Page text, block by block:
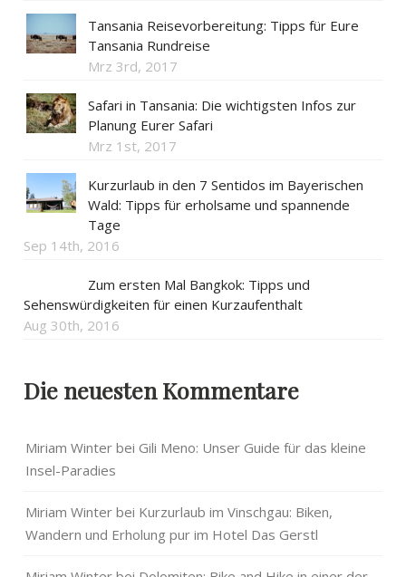
Tansania Reisevorbereitung: Tipps für Eure
Tansania Rundreise
Mrz 3rd, 2017
Safari in Tansania: Die wichtigsten Infos zur
Planung Eurer Safari
Mrz 1st, 2017
Kurzurlaub in den 7 Sentidos im Bayerischen
Wald: Tipps für erholsame und spannende
Tage
Sep 14th, 2016
Zum ersten Mal Bangkok: Tipps und
Sehenswürdigkeiten für einen Kurzaufenthalt
Aug 30th, 2016
Die neuesten Kommentare
Miriam Winter bei Gili Meno: Unser Guide für das kleine
Insel-Paradies
Miriam Winter bei Kurzurlaub im Vinschgau: Biken,
Wandern und Erholung pur im Hotel Das Gerstl